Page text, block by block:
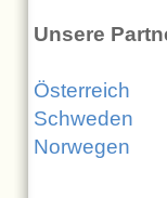
Unsere
Österreich
Schweden
Norwegen